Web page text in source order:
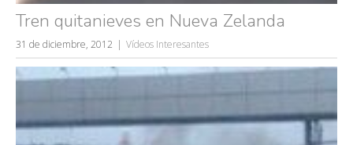
Tren quitanieves en Nueva Zelanda
31 de diciembre, 2012 Vídeos Interesantes